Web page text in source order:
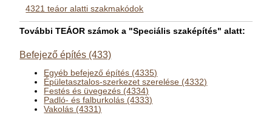
4321 teáor alatti szakmakódok
További TEÁOR számok a "Speciális szaképítés" alatt:
Befejező építés (433)
Egyéb befejező építés (4335)
Épületasztalos-szerkezet szerelése (4332)
Festés és üvegezés (4334)
Padló- és falburkolás (4333)
Vakolás (4331)